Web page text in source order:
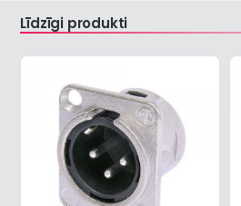
Līdzīgi produkti